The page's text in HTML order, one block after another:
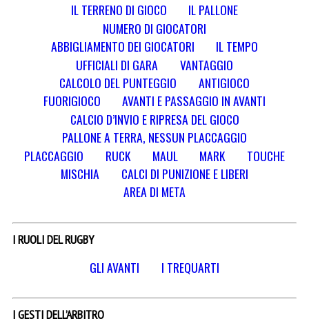
IL TERRENO DI GIOCO
IL PALLONE
NUMERO DI GIOCATORI
ABBIGLIAMENTO DEI GIOCATORI
IL TEMPO
UFFICIALI DI GARA
VANTAGGIO
CALCOLO DEL PUNTEGGIO
ANTIGIOCO
FUORIGIOCO
AVANTI E PASSAGGIO IN AVANTI
CALCIO D’INVIO E RIPRESA DEL GIOCO
PALLONE A TERRA, NESSUN PLACCAGGIO
PLACCAGGIO
RUCK MAUL MARK
TOUCHE
MISCHIA
CALCI DI PUNIZIONE E LIBERI
AREA DI META
I RUOLI DEL RUGBY
GLI AVANTI I TREQUARTI
I GESTI DELL’ARBITRO